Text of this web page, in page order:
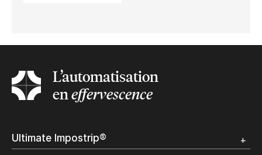
L’automatisation
eneffervescence
Ultimate Impostrip®